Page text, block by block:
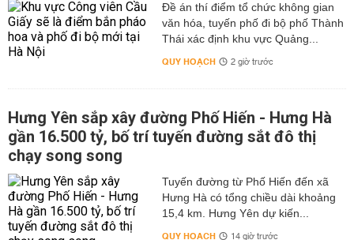
Đề án thí điểm tổ chức không gian
văn hóa, tuyến phố đi bộ phố Thành
Thái xác định khu vực Quảng...
QUY HOẠCH 2 giờ trước
Hưng Yên sắp xây đường Phố Hiến - Hưng Hà
gần 16.500 tỷ, bố trí tuyến đường sắt đô thị
chạy song song
Tuyến đường từ Phố Hiến đến xã
Hưng Hà có tổng chiều dài khoảng
15,4 km. Hưng Yên dự kiến...
QUY HOẠCH 14 giờ trước